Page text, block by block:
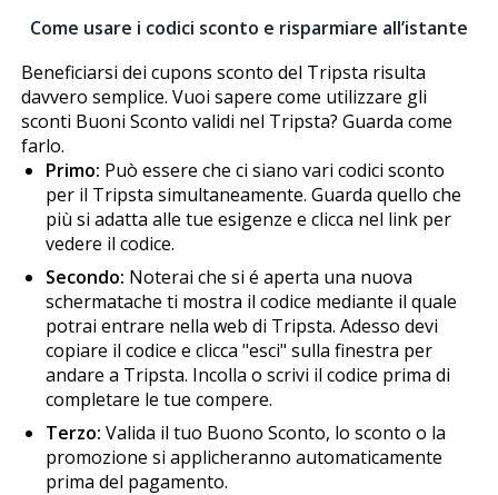
Come usare i codici sconto e risparmiare all’istante
Beneficiarsi dei cupons sconto del Tripsta risulta
davvero semplice. Vuoi sapere come utilizzare gli
sconti Buoni Sconto validi nel Tripsta? Guarda come
farlo.
Primo: Può essere che ci siano vari codici sconto
per il Tripsta simultaneamente. Guarda quello che
più si adatta alle tue esigenze e clicca nel link per
vedere il codice.
Secondo: Noterai che si é aperta una nuova
schermatache ti mostra il codice mediante il quale
potrai entrare nella web di Tripsta. Adesso devi
copiare il codice e clicca "esci" sulla finestra per
andare a Tripsta. Incolla o scrivi il codice prima di
completare le tue compere.
Terzo: Valida il tuo Buono Sconto, lo sconto o la
promozione si applicheranno automaticamente
prima del pagamento.